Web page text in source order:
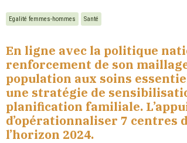
Egalité femmes-hommes Santé
En ligne avec la politique
renforcement de son
population aux soins
une stratégie de
planification familiale.
d’opérationnaliser 7 centres
l’horizon 2024.